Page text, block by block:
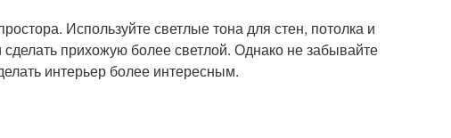
Используйте светлые тона для стен, потолка и
прихожую более светлой. Однако не забывайте
интерьер более интересным.